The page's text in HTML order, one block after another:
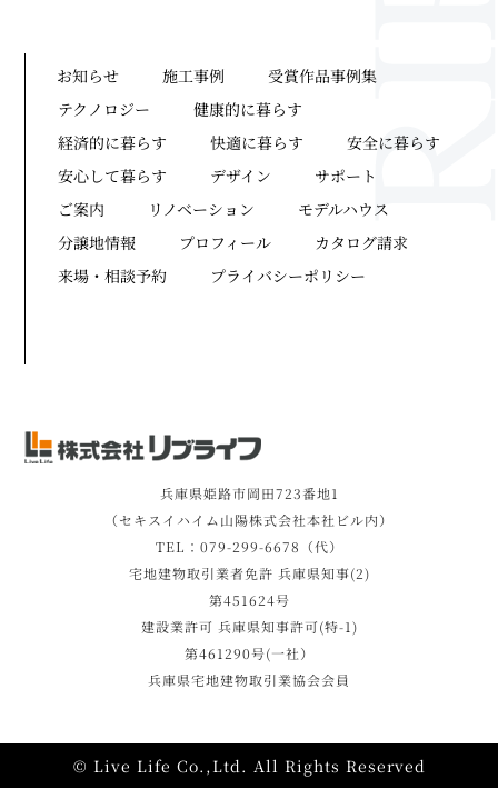
お知らせ 施工事例
受賞作品事例集
テクノロジー
健康的に暮らす
経済的に暮らす
快適に暮らす
安全に暮らす
安心して暮らす
デザイン
サポート
ご案内
リノベーション
モデルハウス
分譲地情報
プロフィール
カタログ請求
来場・相談予約
プライバシーポリシー
兵庫県姫路市岡田723番地1
（セキスイハイム山陽株式会社本社ビル内）
TEL：079-299-6678（代）
宅地建物取引業者免許 兵庫県知事(2)
第451624号
建設業許可 兵庫県知事許可(特-1)
第461290号(一社）
兵庫県宅地建物取引業協会会員
© Live Life Co.,Ltd. All Rights Reserved